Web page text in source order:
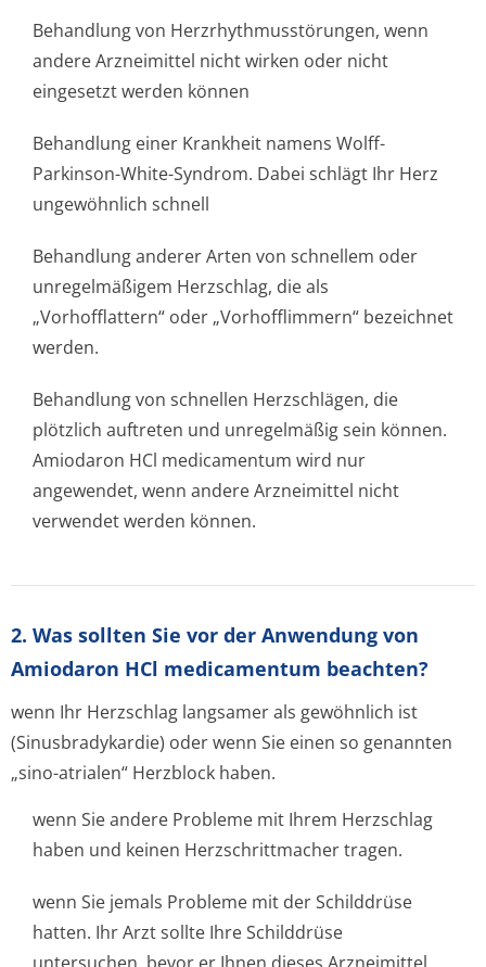
Behandlung von Herzrhythmusstörun­gen, wenn
andere Arzneimittel nicht wirken oder nicht
eingesetzt werden können
Behandlung einer Krankheit namens Wolff-
Parkinson-White-Syndrom. Dabei schlägt Ihr Herz
ungewöhnlich schnell
Behandlung anderer Arten von schnellem oder
unregelmäßigem Herzschlag, die als
„Vorhofflattern“ oder „Vorhofflimmern“ bezeichnet
werden.
Behandlung von schnellen Herzschlägen, die
plötzlich auftreten und unregelmäßig sein können.
Amiodaron HCl medicamentum wird nur
angewendet, wenn andere Arzneimittel nicht
verwendet werden können.
2. Was sollten Sie vor der Anwendung von
Amiodaron HCl medicamentum beachten?
wenn Ihr Herzschlag langsamer als gewöhnlich ist
(Sinusbradykardie) oder wenn Sie einen so genannten
„sino-atrialen“ Herzblock haben.
wenn Sie andere Probleme mit Ihrem Herzschlag
haben und keinen Herzschrittmacher tragen.
wenn Sie jemals Probleme mit der Schilddrüse
hatten. Ihr Arzt sollte Ihre Schilddrüse